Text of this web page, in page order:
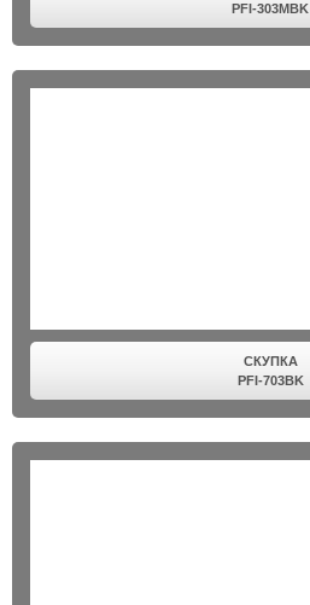
PFI-303MBK
СКУПКА
PFI-703BK